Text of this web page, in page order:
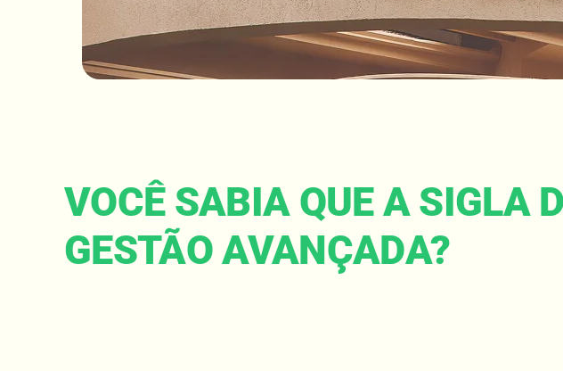
VOCÊ SABIA QUE A SIGLA
GESTÃO AVANÇADA?